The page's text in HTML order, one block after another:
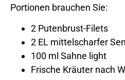
Portionen brauchen Sie:
2 Putenbrust-Filets
2 EL mittelscharfer
100 ml Sahne light
Frische Kräuter nach